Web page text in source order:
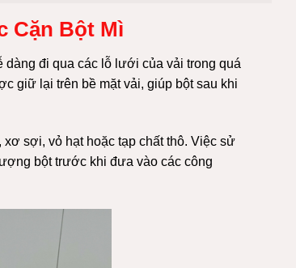
Cặn Bột Mì
dàng đi qua các lỗ lưới của vải trong quá
giữ lại trên bề mặt vải, giúp bột sau khi
sợi, vỏ hạt hoặc tạp chất thô. Việc sử
bột trước khi đưa vào các công